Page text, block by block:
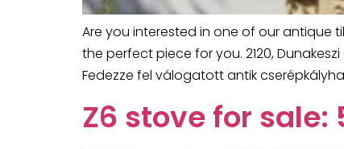
Are you interested in one of our antique
the perfect piece for you. 2120,
Fedezze fel válogatott antik
Z6 stove for